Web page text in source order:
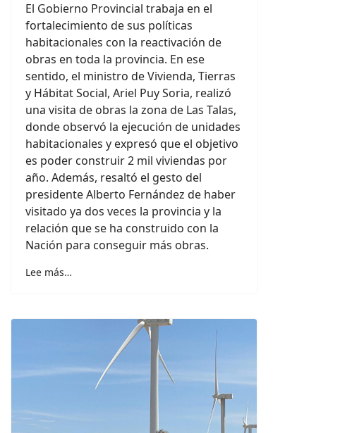
El Gobierno Provincial trabaja en el
fortalecimiento de sus políticas
habitacionales con la reactivación de
obras en toda la provincia. En ese
sentido, el ministro de Vivienda, Tierras
y Hábitat Social, Ariel Puy Soria, realizó
una visita de obras la zona de Las Talas,
donde observó la ejecución de unidades
habitacionales y expresó que el objetivo
es poder construir 2 mil viviendas por
año. Además, resaltó el gesto del
presidente Alberto Fernández de haber
visitado ya dos veces la provincia y la
relación que se ha construido con la
Nación para conseguir más obras.
Lee más…